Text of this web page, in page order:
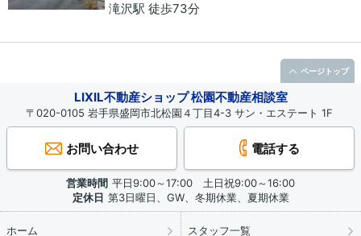
滝沢駅 徒歩73分
LIXIL不動産ショップ 松園不動産相談室
〒020-0105 岩手県盛岡市北松園４丁目4-3 サン・エステート 1F
お問い合わせ 電話する
営業時間 平日9:00～17:00 土日祝9:00～16:00
定休日 第3日曜日、GW、冬期休業、夏期休業
ホーム スタッフ一覧
ページトップ